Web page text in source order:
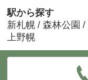
駅から探す
新札幌 / 森林公園 /
上野幌